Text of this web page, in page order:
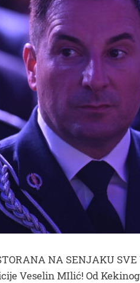
NA SENJAKU SVE
Veselin MIlić! Od